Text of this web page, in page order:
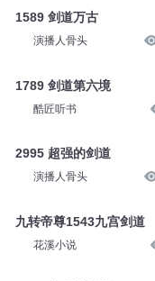
1589 剑道万古
演播人骨头
1789 剑道第六境
酷匠听书
2995 超强的剑道
演播人骨头
九转帝尊1543九宫剑道
花溪小说